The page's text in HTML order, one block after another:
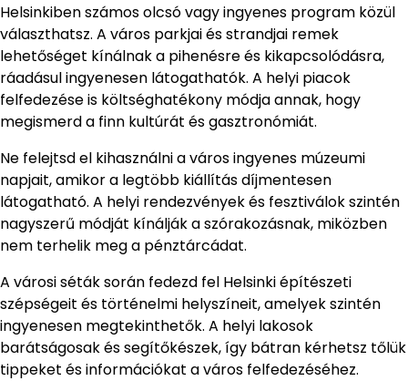
Helsinkiben számos olcsó vagy ingyenes program közül
választhatsz. A város parkjai és strandjai remek
lehetőséget kínálnak a pihenésre és kikapcsolódásra,
ráadásul ingyenesen látogathatók. A helyi piacok
felfedezése is költséghatékony módja annak, hogy
megismerd a finn kultúrát és gasztronómiát.
Ne felejtsd el kihasználni a város ingyenes múzeumi
napjait, amikor a legtöbb kiállítás díjmentesen
látogatható. A helyi rendezvények és fesztiválok szintén
nagyszerű módját kínálják a szórakozásnak, miközben
nem terhelik meg a pénztárcádat.
A városi séták során fedezd fel Helsinki építészeti
szépségeit és történelmi helyszíneit, amelyek szintén
ingyenesen megtekinthetők. A helyi lakosok
barátságosak és segítőkészek, így bátran kérhetsz tőlük
tippeket és információkat a város felfedezéséhez.